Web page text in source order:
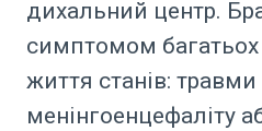
дихальний центр.
симптомом
життя станів:
менінгоенцефаліту